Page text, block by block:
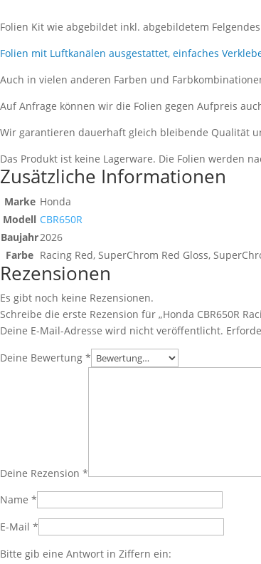
Folien Kit wie abgebildet inkl. abgebildetem
Folien mit Luftkanälen ausgestattet, einfaches
Auch in vielen anderen Farben und
Auf Anfrage können wir die Folien gegen Aufpreis
Wir garantieren dauerhaft gleich bleibende Qualität
Das Produkt ist keine Lagerware. Die Folien werden
Zusätzliche Informationen
Marke Honda
Modell CBR650R
Baujahr2026
Farbe Racing Red, SuperChrom Red Gloss,
Rezensionen
Es gibt noch keine Rezensionen.
Schreibe die erste Rezension für „Honda CBR650R
Deine E-Mail-Adresse wird nicht veröffentlicht.
Deine Bewertung *
Deine Rezension *
Name *
E-Mail *
Bitte gib eine Antwort in Ziffern ein: